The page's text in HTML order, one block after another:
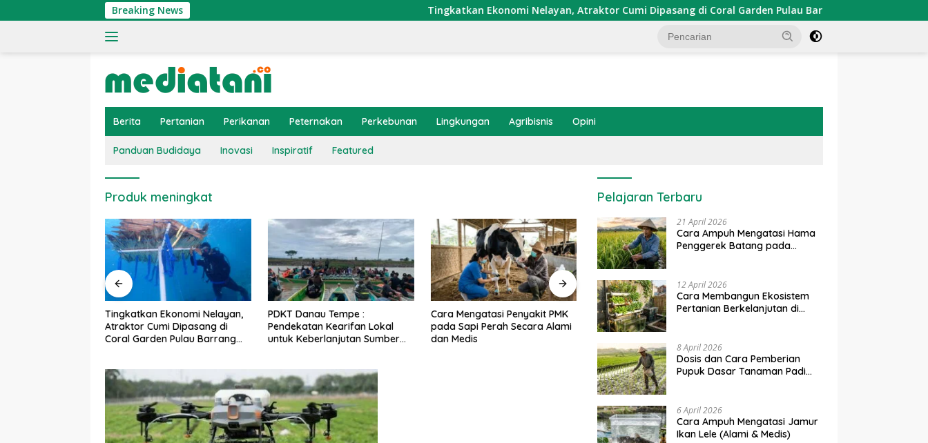
ke
Breaking News Tingkatkan Ekonomi Nelayan, Atraktor Cumi Dipasang di Coral Garden Pulau Barrang Caddi
Berita Pertanian Perikanan Peternakan Perkebunan Lingkungan Agribisnis Opini
Panduan Budidaya Inovasi Inspiratif Featured
Produk meningkat
PDKT Danau Tempe :
Pendekatan Kearifan Lokal
untuk Keberlanjutan Sumber
Cara Mengatasi Penyakit PMK
pada Sapi Perah Secara Alami
dan Medis
Dosis dan Cara Pemupukan
Tanaman Padi pada Fase
Vegetatif Aktif yang Tepat
Penerapan IoT dalam
Pertanian Modern di Indonesia
Ekonomi Sumber Daya Lahan:
Pelajaran Terbaru
21 April 2026
Cara Ampuh Mengatasi Hama
Penggerek Batang pada
12 April 2026
Cara Membangun Ekosistem
Pertanian Berkelanjutan di
8 April 2026
Dosis dan Cara Pemberian
Pupuk Dasar Tanaman Padi
6 April 2026
Cara Ampuh Mengatasi Jamur
Ikan Lele (Alami & Medis)